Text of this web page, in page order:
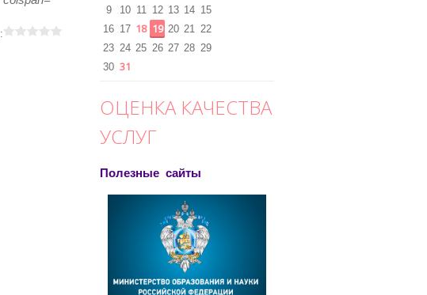
:
9
10 11 12 13 14 15
16 17 18 19 20 21 22
23 24 25 26 27 28 29
30 31
ОЦЕНКА КАЧЕСТВА
УСЛУГ
Полезные сайты